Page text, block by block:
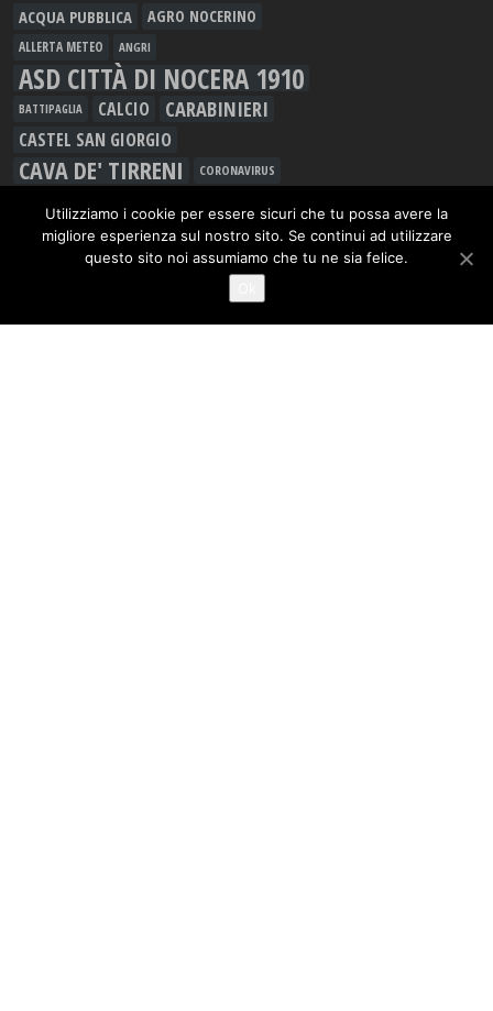
ACQUA PUBBLICA AGRO NOCERINO
ALLERTA METEO ANGRI
ASD CITTÀ DI NOCERA 1910
BATTIPAGLIA CALCIO CARABINIERI
CASTEL SAN GIORGIO
CAVA DE' TIRRENI CORONAVIRUS
DROGA
GIUSEPPE GIUDICE GORI GUARDIA DI FINANZA
INQUINAMENTO LAVORO
MANLIO TORQUATO METEO
Utilizziamo i cookie per essere sicuri che tu possa avere la
migliore esperienza sul nostro sito. Se continui ad utilizzare
questo sito noi assumiamo che tu ne sia felice.